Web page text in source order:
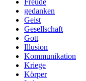
gedanken
Geist
Gesellschaft
Gott
Illusion
Kommunikation
Kriege
Körper